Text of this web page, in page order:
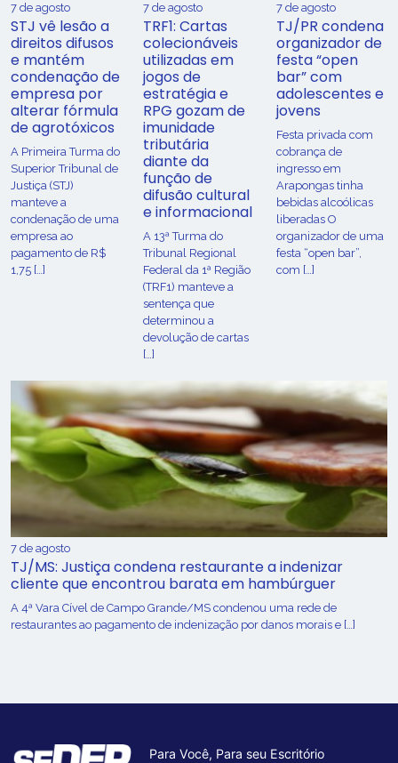
7 de agosto
STJ vê lesão a
direitos difusos
e mantém
condenação de
empresa por
alterar fórmula
de agrotóxicos
​A Primeira Turma do
Superior Tribunal de
Justiça (STJ)
manteve a
condenação de uma
empresa ao
pagamento de R$
1,75 […]
7 de agosto
TRF1: Cartas
colecionáveis
utilizadas em
jogos de
estratégia e
RPG gozam de
imunidade
tributária
diante da
função de
difusão cultural
e informacional
A 13ª Turma do
Tribunal Regional
Federal da 1ª Região
(TRF1) manteve a
sentença que
determinou a
devolução de cartas
[…]
7 de agosto
TJ/PR condena
organizador de
festa “open
bar” com
adolescentes e
jovens
Festa privada com
cobrança de
ingresso em
Arapongas tinha
bebidas alcoólicas
liberadas O
organizador de uma
festa “open bar”,
com […]
7 de agosto
TJ/MS: Justiça condena restaurante a indenizar
cliente que encontrou barata em hambúrguer
A 4ª Vara Cível de Campo Grande/MS condenou uma rede de
restaurantes ao pagamento de indenização por danos morais e […]
Para Você, Para seu Escritório